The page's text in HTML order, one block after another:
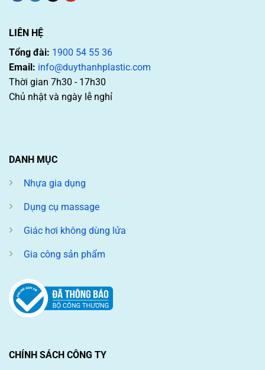
DANH MỤC
Nhựa gia dụng
Dụng cụ massage
Giác hơi không dùng lửa
Gia công sản phẩm
CHÍNH SÁCH CÔNG TY
LIÊN HỆ
Tổng đài: 1900 54 55 36
Email: info@duythanhplastic.com
Thời gian 7h30 - 17h30
Chủ nhật và ngày lễ nghỉ